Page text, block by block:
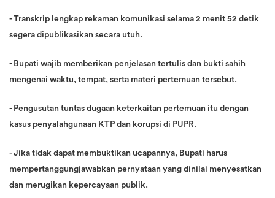
- Transkrip lengkap rekaman komunikasi selama 2 menit 52 detik
segera dipublikasikan secara utuh.
- Bupati wajib memberikan penjelasan tertulis dan bukti sahih
mengenai waktu, tempat, serta materi pertemuan tersebut.
- Pengusutan tuntas dugaan keterkaitan pertemuan itu dengan
kasus penyalahgunaan KTP dan korupsi di PUPR.
- Jika tidak dapat membuktikan ucapannya, Bupati harus
mempertanggungjawabkan pernyataan yang dinilai menyesatkan
dan merugikan kepercayaan publik.